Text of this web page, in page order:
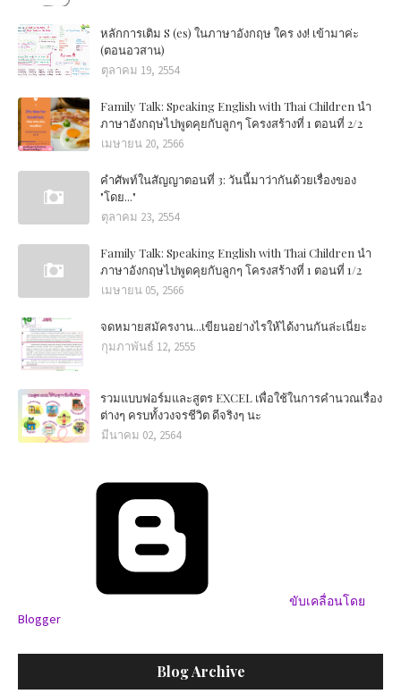
หลักการเติม S (es) ในภาษาอังกฤษ ใคร งง! เข้ามาค่ะ
(ตอนอวสาน)
ตุลาคม 19, 2554
Family Talk: Speaking English with Thai Children นำ
ภาษาอังกฤษไปพูดคุยกับลูกๆ โครงสร้างที่ 1 ตอนที่ 2/2
เมษายน 20, 2566
คำศัพท์ในสัญญาตอนที่ 3: วันนี้มาว่ากันด้วยเรื่องของ
"โดย..."
ตุลาคม 23, 2554
Family Talk: Speaking English with Thai Children นำ
ภาษาอังกฤษไปพูดคุยกับลูกๆ โครงสร้างที่ 1 ตอนที่ 1/2
เมษายน 05, 2566
จดหมายสมัครงาน...เขียนอย่างไรให้ได้งานกันล่ะเนี่ยะ
กุมภาพันธ์ 12, 2555
รวมแบบฟอร์มและสูตร EXCEL เพื่อใช้ในการคำนวณเรื่อง
ต่างๆ ครบทั้งวงจรชีวิต ดีจริงๆ นะ
มีนาคม 02, 2564
ขับเคลื่อนโดย
Blogger
Blog Archive